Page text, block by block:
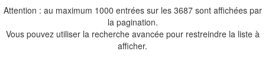
Attention : au maximum 1000 entrées sur les 3687 sont affichées par
la pagination.
Vous pouvez utiliser la recherche avancée pour restreindre la liste à
afficher.